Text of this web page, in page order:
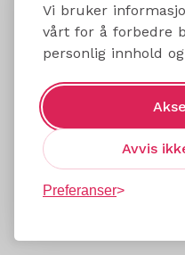
Vi bruker
vårt for å forbedre
personlig innhold
Avvis
Preferanser